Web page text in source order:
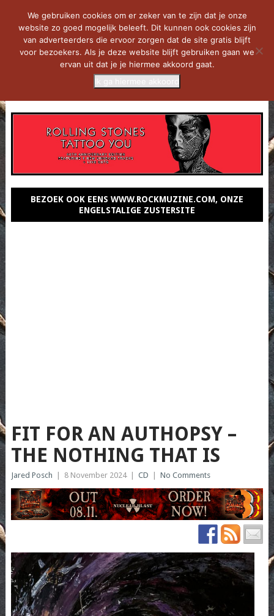
BEZOEK OOK EENS WWW.ROCKMUZINE.COM, ONZE
ENGELSTALIGE ZUSTERSITE
FIT FOR AN AUTHOPSY –
THE NOTHING THAT IS
Jared Posch 8 November 2024 CD No Comments
We gebruiken cookies om er zeker van te zijn dat je onze
website zo goed mogelijk beleeft. Dit kunnen ook cookies zijn
van adverteerders die ervoor zorgen dat de site gratis blijft
voor bezoekers. Als je deze website blijft gebruiken gaan we
ervan uit dat je je hiermee akkoord gaat.
Ik ga hiermee akkoord